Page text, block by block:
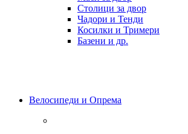
Столици за двор
Чадори и Тенди
Косилки и Тримери
Базени и др.
Велосипеди и Опрема